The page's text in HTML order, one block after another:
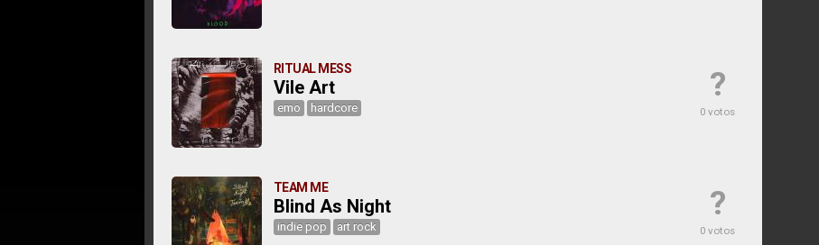
?
0 votos
RITUAL MESS
Vile Art
emo hardcore
?
0 votos
TEAM ME
Blind As Night
indie pop art rock